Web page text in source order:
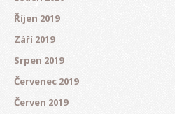
Říjen 2019
Září 2019
Srpen 2019
Červenec 2019
Červen 2019